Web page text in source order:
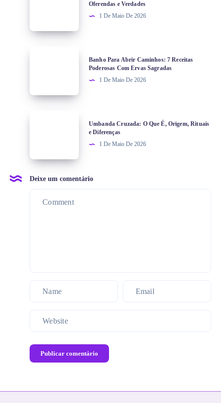
Oferendas e Verdades
1 De Maio De 2026
Banho Para Abrir Caminhos: 7 Receitas
Poderosas Com Ervas Sagradas
1 De Maio De 2026
Umbanda Cruzada: O Que É, Origem, Rituais
e Diferenças
1 De Maio De 2026
Deixe um comentário
Publicar comentário